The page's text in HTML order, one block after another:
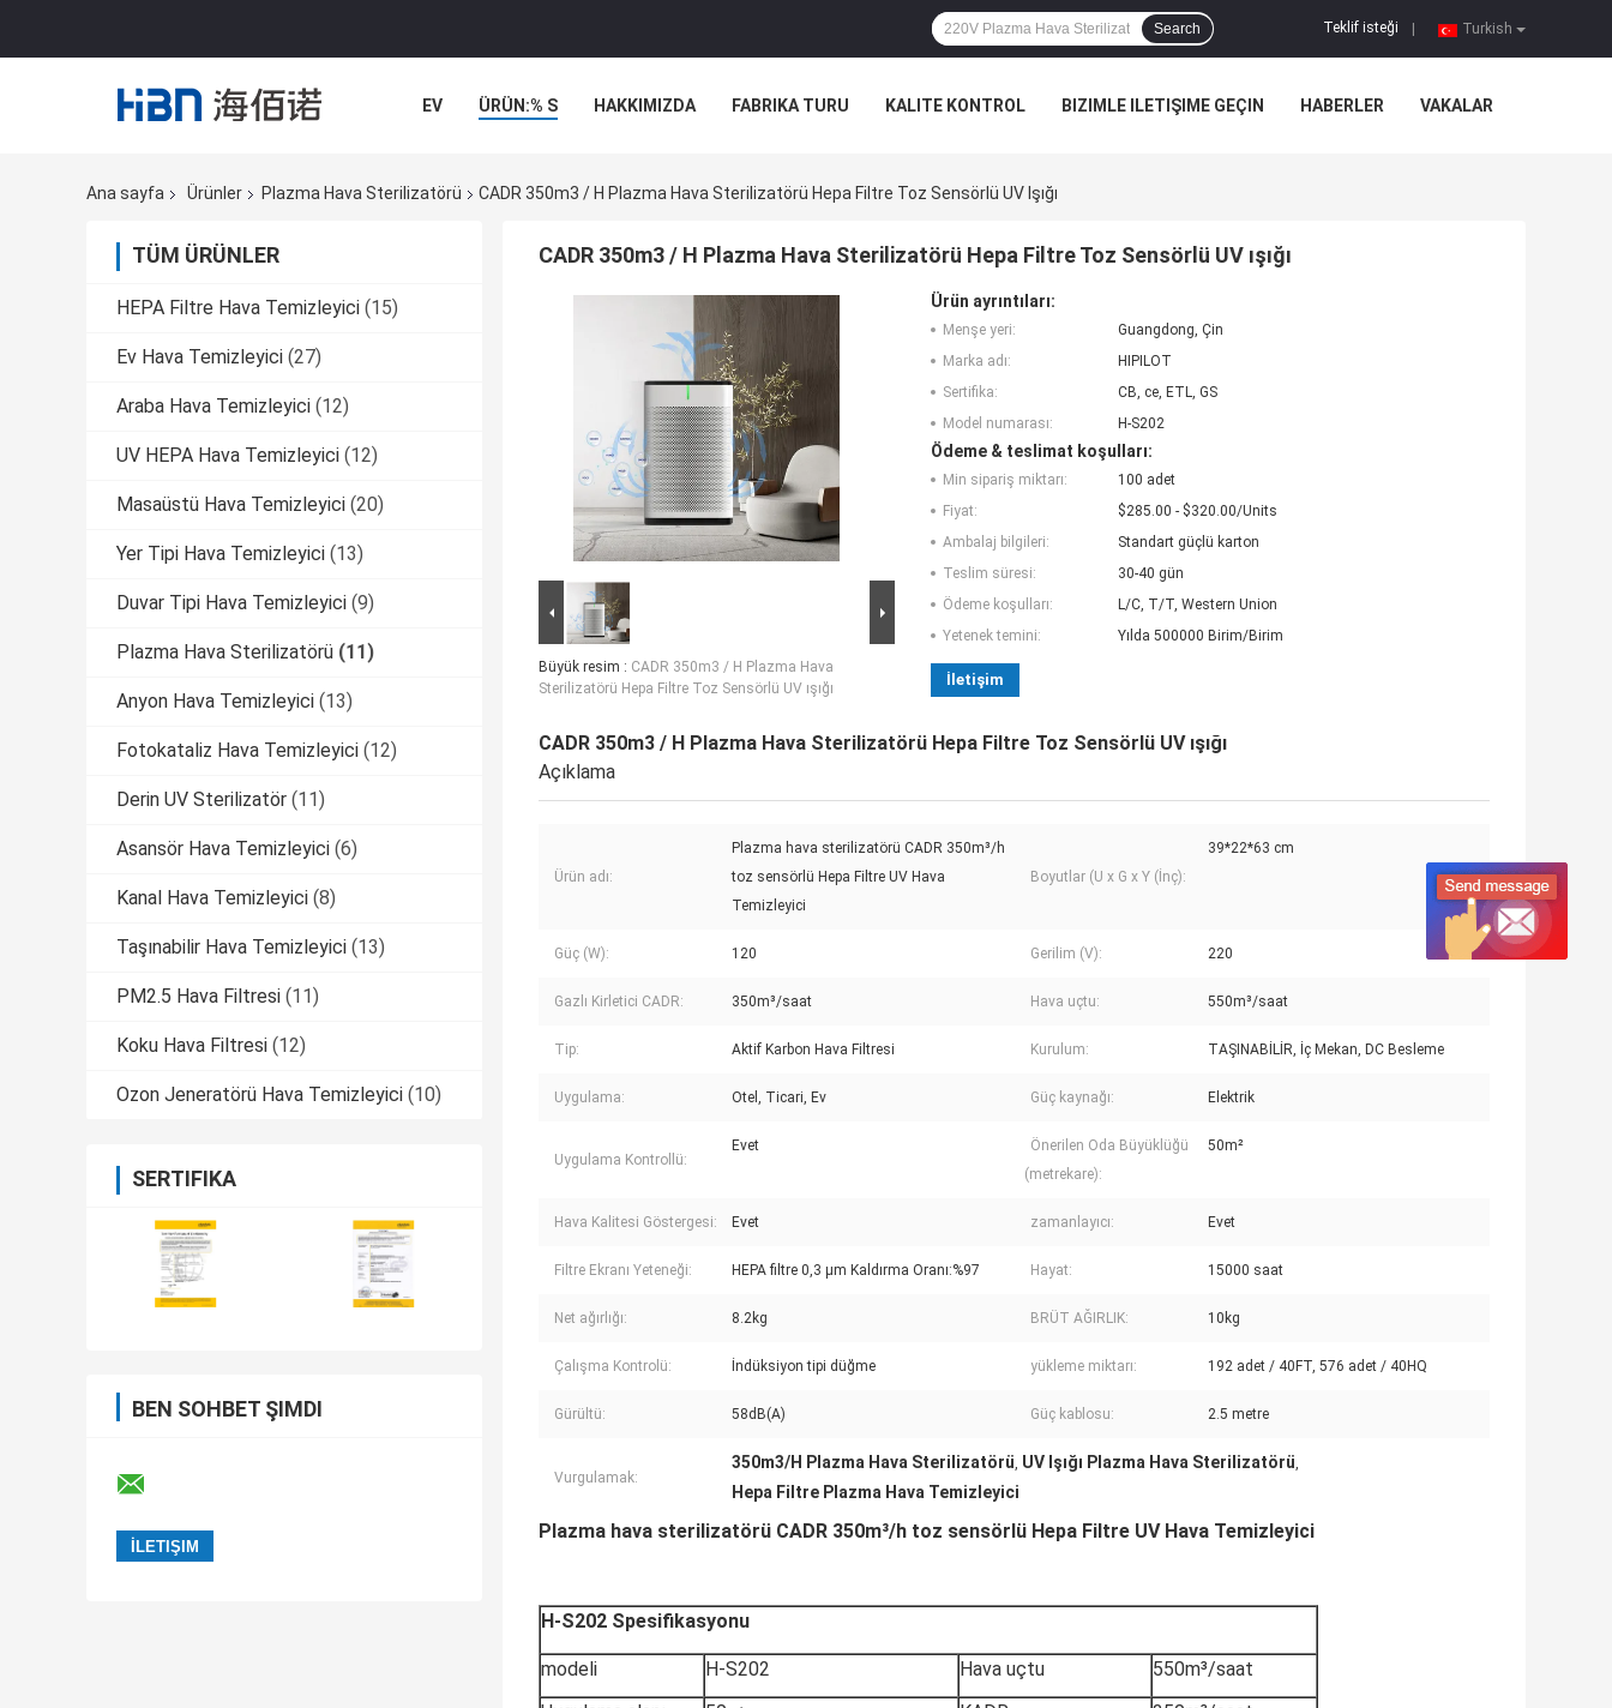
Turkish
Teklif isteği
Search
EV ÜRÜN:% S HAKKIMIZDA FABRIKA TURU KALITE KONTROL BIZIMLE ILETIŞIME GEÇIN HABERLER VAKALAR
Ana sayfa Ürünler Plazma Hava Sterilizatörü CADR 350m3 / H Plazma Hava Sterilizatörü Hepa Filtre Toz Sensörlü UV Işığı
TÜM ÜRÜNLER
HEPA Filtre Hava Temizleyici (15)
Ev Hava Temizleyici (27)
Araba Hava Temizleyici (12)
UV HEPA Hava Temizleyici (12)
Masaüstü Hava Temizleyici (20)
Yer Tipi Hava Temizleyici (13)
Duvar Tipi Hava Temizleyici (9)
Plazma Hava Sterilizatörü (11)
Anyon Hava Temizleyici (13)
Fotokataliz Hava Temizleyici (12)
Derin UV Sterilizatör (11)
Asansör Hava Temizleyici (6)
Kanal Hava Temizleyici (8)
Taşınabilir Hava Temizleyici (13)
PM2.5 Hava Filtresi (11)
Koku Hava Filtresi (12)
Ozon Jeneratörü Hava Temizleyici (10)
SERTIFIKA
BEN SOHBET ŞIMDI
CADR 350m3 / H Plazma Hava Sterilizatörü Hepa Filtre Toz Sensörlü UV ışığı
Büyük resim : CADR 350m3 / H Plazma Hava
Sterilizatörü Hepa Filtre Toz Sensörlü UV ışığı
Ürün ayrıntıları:
Menşe yeri:
Guangdong, Çin
Marka adı:
HIPILOT
Sertifika:
CB, ce, ETL, GS
Model numarası:
H-S202
Ödeme & teslimat koşulları:
Min sipariş miktarı:
100 adet
Fiyat:
$285.00 - $320.00/Units
Ambalaj bilgileri:
Standart güçlü karton
Teslim süresi:
30-40 gün
Ödeme koşulları:
L/C, T/T, Western Union
Yetenek temini:
Yılda 500000 Birim/Birim
İletişim
CADR 350m3 / H Plazma Hava Sterilizatörü Hepa Filtre Toz Sensörlü UV ışığı
Açıklama
Ürün adı:
Plazma hava sterilizatörü CADR 350m³/h
toz sensörlü Hepa Filtre UV Hava
Temizleyici
Boyutlar (U x G x Y (İnç):
39*22*63 cm
Güç (W): 120 Gerilim (V): 220
Gazlı Kirletici CADR: 350m³/saat Hava uçtu: 550m³/saat
Tip: Aktif Karbon Hava Filtresi Kurulum: TAŞINABİLİR, İç Mekan, DC Besleme
Uygulama: Otel, Ticari, Ev Güç kaynağı: Elektrik
Uygulama Kontrollü:
Evet
Önerilen Oda Büyüklüğü
(metrekare):
50m²
Hava Kalitesi Göstergesi: Evet zamanlayıcı: Evet
Filtre Ekranı Yeteneği: HEPA filtre 0,3 μm Kaldırma Oranı:%97 Hayat: 15000 saat
Net ağırlığı: 8.2kg BRÜT AĞIRLIK: 10kg
Çalışma Kontrolü: İndüksiyon tipi düğme yükleme miktarı: 192 adet / 40FT, 576 adet / 40HQ
Gürültü: 58dB(A) Güç kablosu: 2.5 metre
Vurgulamak:
350m3/H Plazma Hava Sterilizatörü, UV Işığı Plazma Hava Sterilizatörü,
Hepa Filtre Plazma Hava Temizleyici
Plazma hava sterilizatörü CADR 350m³/h toz sensörlü Hepa Filtre UV Hava Temizleyici
H-S202 Spesifikasyonu
modeli H-S202 Hava uçtu
550m³/saat